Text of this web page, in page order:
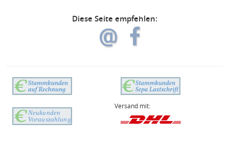
Diese Seite empfehlen:
Versand mit: